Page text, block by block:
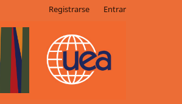
Registrarse Entrar